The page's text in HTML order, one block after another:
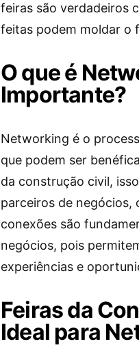
feiras são verdadeiros
feitas podem moldar o
O que é
Importante?
Networking é o
que podem ser
da construção civil,
parceiros de negócios,
conexões são
negócios, pois
experiências e
Feiras da
Ideal para